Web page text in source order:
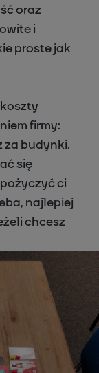
oraz
i
proste jak
firmy:
za budynki.
się
ci
najlepiej
chcesz